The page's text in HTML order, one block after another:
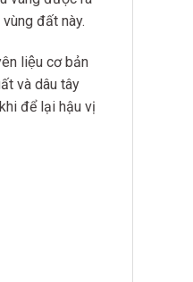
đất này.
liệu cơ bản
và dâu tây
để lại hậu vị